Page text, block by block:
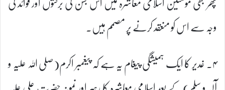
وجہ سے اس کو منعقد کرنے پر مصمم ہیں۔
۴۔ غدیر کا ایک ہمیشگی پیغام یہ ہے کہ پیغمبر اکرم(صلی اللہ علیہ و